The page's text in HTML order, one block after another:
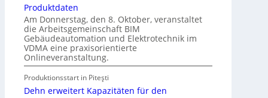
t
r
o
m
o
b
i
Produktdaten
Am Donnerstag, den 8. Oktober, veranstaltet
die Arbeitsgemeinschaft BIM
Gebäudeautomation und Elektrotechnik im
VDMA eine praxisorientierte
Onlineveranstaltung.
Produktionsstart in Piteşti
Dehn erweitert Kapazitäten für den